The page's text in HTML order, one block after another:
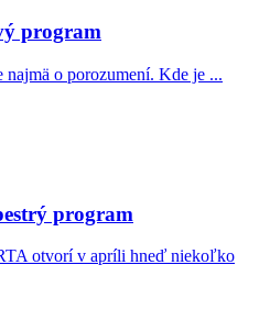
program
o porozumení. Kde je ...
program
otvorí v apríli hneď niekoľko